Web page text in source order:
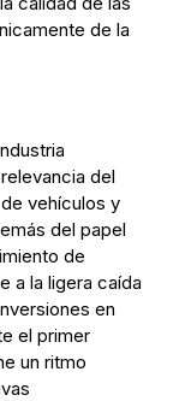
de la
del
vehículos y
del papel
de
a la ligera caída
en
el primer
un ritmo